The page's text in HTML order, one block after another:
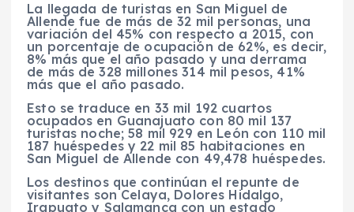
La llegada de turistas en San Miguel de
Allende fue de más de 32 mil personas, una
variación del 45% con respecto a 2015, con
un porcentaje de ocupación de 62%, es decir,
8% más que el año pasado y una derrama
de más de 328 millones 314 mil pesos, 41%
más que el año pasado.
Esto se traduce en 33 mil 192 cuartos
ocupados en Guanajuato con 80 mil 137
turistas noche; 58 mil 929 en León con 110 mil
187 huéspedes y 22 mil 85 habitaciones en
San Miguel de Allende con 49,478 huéspedes.
Los destinos que continúan el repunte de
visitantes son Celaya, Dolores Hidalgo,
Irapuato y Salamanca con un estado